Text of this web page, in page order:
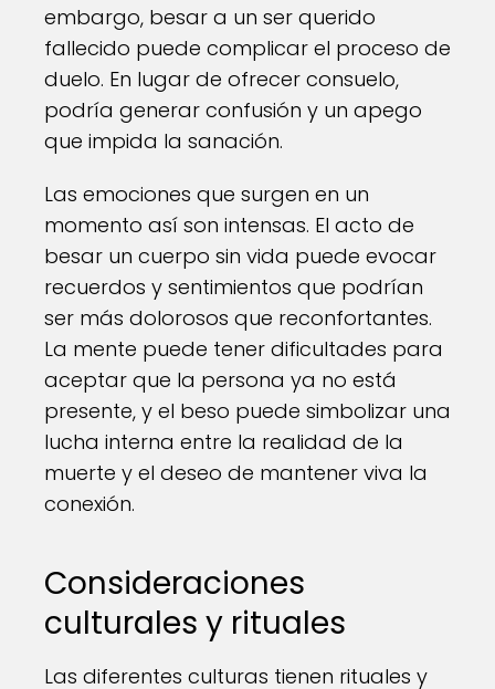
embargo, besar a un ser querido
fallecido puede complicar el proceso de
duelo. En lugar de ofrecer consuelo,
podría generar confusión y un apego
que impida la sanación.
Las emociones que surgen en un
momento así son intensas. El acto de
besar un cuerpo sin vida puede evocar
recuerdos y sentimientos que podrían
ser más dolorosos que reconfortantes.
La mente puede tener dificultades para
aceptar que la persona ya no está
presente, y el beso puede simbolizar una
lucha interna entre la realidad de la
muerte y el deseo de mantener viva la
conexión.
Consideraciones
culturales y rituales
Las diferentes culturas tienen rituales y